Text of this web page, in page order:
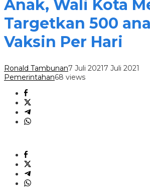
Anak, Wali Kota
Targetkan 500
Vaksin Per Hari
Ronald Tambunan7 Juli 20217 Juli 2021
Pemerintahan68 views